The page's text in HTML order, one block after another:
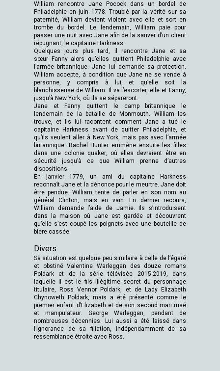
William rencontre Jane Pocock dans un bordel de
Philadelphie en juin 1778. Troublé par la vérité sur sa
paternité, William devient violent avec elle et sort en
trombe du bordel. Le lendemain, William paie pour
passer une nuit avec Jane afin de la sauver d’un client
répugnant, le capitaine Harkness.
Quelques jours plus tard, il rencontre Jane et sa
sœur Fanny alors qu’elles quittent Philadelphie avec
l’armée britannique. Jane lui demande sa protection.
William accepte, à condition que Jane ne se vende à
personne, y compris à lui, et qu’elle soit la
blanchisseuse de William. Il va l’escorter, elle et Fanny,
jusqu’à New York, où ils se sépareront.
Jane et Fanny quittent le camp britannique le
lendemain de la bataille de Monmouth. William les
trouve, et ils lui racontent comment Jane a tué le
capitaine Harkness avant de quitter Philadelphie, et
qu’ils veulent aller à New York, mais pas avec l’armée
britannique. Rachel Hunter emmène ensuite les filles
dans une colonie quaker, où elles devraient être en
sécurité jusqu’à ce que William prenne d’autres
dispositions.
En janvier 1779, un ami du capitaine Harkness
reconnaît Jane et la dénonce pour le meurtre. Jane doit
être pendue. William tente de parler en son nom au
général Clinton, mais en vain. En dernier recours,
William demande l’aide de Jamie. Ils s’introduisent
dans la maison où Jane est gardée et découvrent
qu’elle s’est coupé les poignets avec une bouteille de
bière cassée.
Divers
Sa situation est quelque peu similaire à celle de l’égaré
et obstiné Valentine Warleggan des douze romans
Poldark et de la série télévisée 2015-2019, dans
laquelle il est le fils illégitime secret du personnage
titulaire, Ross Vennor Poldark, et de Lady Elizabeth
Chynoweth Poldark, mais a été présenté comme le
premier enfant d’Elizabeth et de son second mari rusé
et manipulateur. George Warleggan, pendant de
nombreuses décennies. Lui aussi a été laissé dans
l’ignorance de sa filiation, indépendamment de sa
ressemblance étroite avec Ross.